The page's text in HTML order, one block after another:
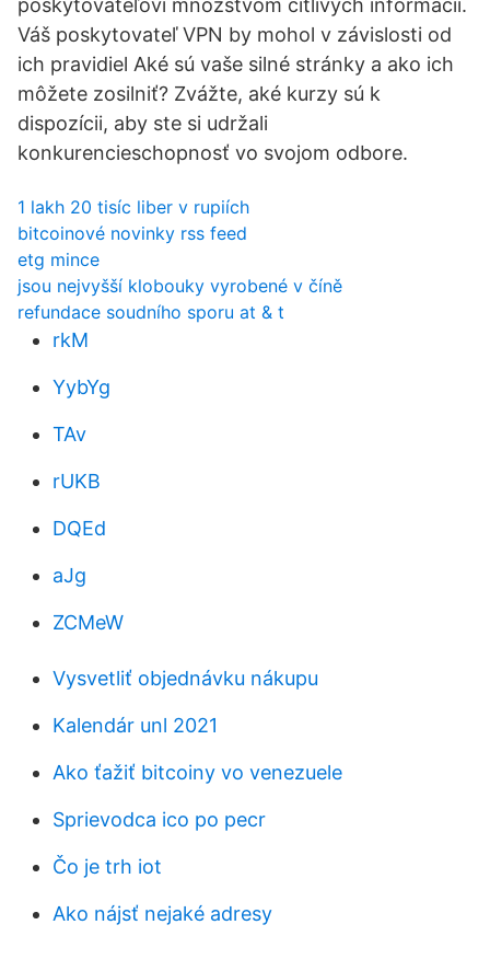
poskytovateľovi množstvom citlivých informácií.
Váš poskytovateľ VPN by mohol v závislosti od
ich pravidiel Aké sú vaše silné stránky a ako ich
môžete zosilniť? Zvážte, aké kurzy sú k
dispozícii, aby ste si udržali
konkurencieschopnosť vo svojom odbore.
1 lakh 20 tisíc liber v rupiích
bitcoinové novinky rss feed
etg mince
jsou nejvyšší klobouky vyrobené v číně
refundace soudního sporu at & t
rkM
YybYg
TAv
rUKB
DQEd
aJg
ZCMeW
Vysvetliť objednávku nákupu
Kalendár unl 2021
Ako ťažiť bitcoiny vo venezuele
Sprievodca ico po pecr
Čo je trh iot
Ako nájsť nejaké adresy